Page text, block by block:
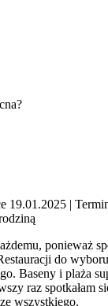
19.01.2025 |
ponieważ
do
Baseny i plaża
raz spotkałam
wszystkiego.